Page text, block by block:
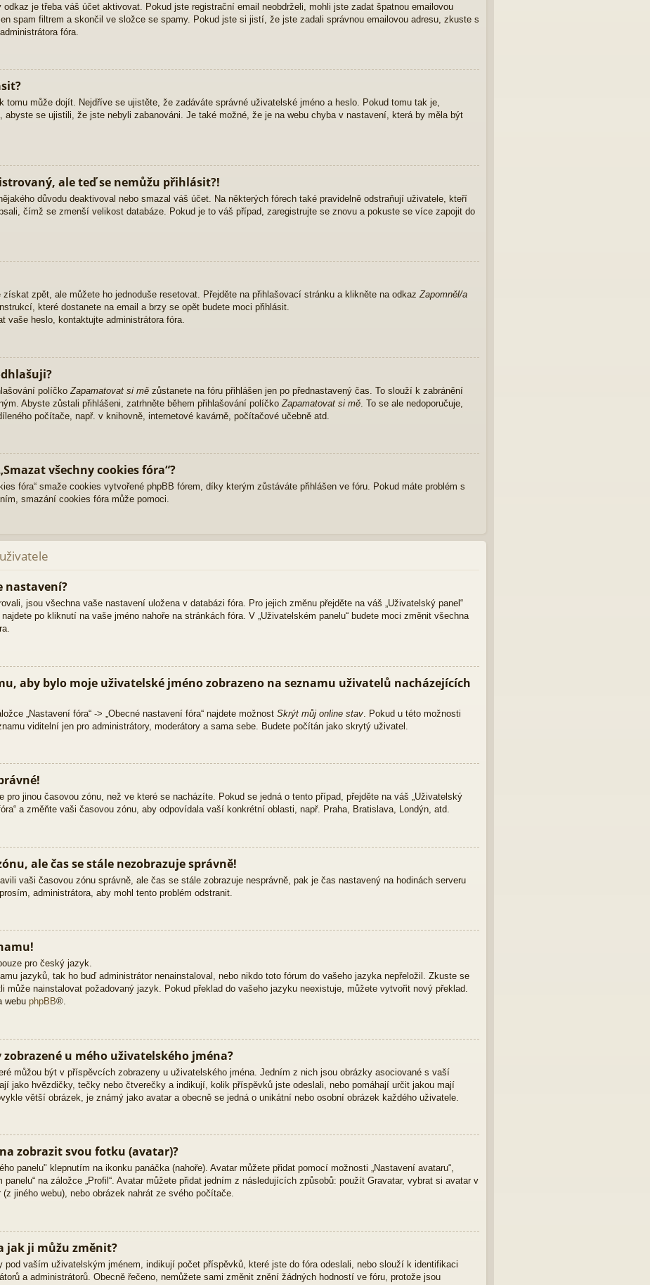
je třeba váš účet aktivovat. Pokud jste registrační email neobdrželi, mohli jste zadat špatnou emailovou
spam filtrem a skončil ve složce se spamy. Pokud jste si jistí, že jste zadali správnou emailovou adresu, zkuste s
fóra.
tomu může dojít. Nejdříve se ujistěte, že zadáváte správné uživatelské jméno a heslo. Pokud tomu tak je,
abyste se ujistili, že jste nebyli zabanováni. Je také možné, že je na webu chyba v nastavení, která by měla být
ale teď se nemůžu přihlásit?!
důvodu deaktivoval nebo smazal váš účet. Na některých fórech také pravidelně odstraňují uživatele, kteří
čímž se zmenší velikost databáze. Pokud je to váš případ, zaregistrujte se znovu a pokuste se více zapojit do
zpět, ale můžete ho jednoduše resetovat. Přejděte na přihlašovací stránku a klikněte na odkazZapomněl/a
které dostanete na email a brzy se opět budete moci přihlásit.
vaše heslo, kontaktujte administrátora fóra.
políčko Zapamatovat si mě zůstanete na fóru přihlášen jen po přednastavený čas. To slouží k zabránění
Abyste zůstali přihlášeni, zatrhněte během přihlašování políčko Zapamatovat si mě . To se ale nedoporučuje,
počítače, např. v knihovně, internetové kavárně, počítačové učebně atd.
všechny cookies fóra“?
fóra“ smaže cookies vytvořené phpBB fórem, díky kterým zůstáváte přihlášen ve fóru. Pokud máte problém s
smazání cookies fóra může pomoci.
nastavení?
jsou všechna vaše nastavení uložena v databázi fóra. Pro jejich změnu přejděte na váš „Uživatelský panel“
po kliknutí na vaše jméno nahoře na stránkách fóra. V „Uživatelském panelu“ budete moci změnit všechna
aby bylo moje uživatelské jméno zobrazeno na seznamu uživatelů nacházejících
„Nastavení fóra“ -> „Obecné nastavení fóra“ najdete možnost Skrýt můj online stav . Pokud u této možnosti
viditelní jen pro administrátory, moderátory a sama sebe. Budete počítán jako skrytý uživatel.
pro jinou časovou zónu, než ve které se nacházíte. Pokud se jedná o tento případ, přejděte na váš „Uživatelský
a změňte vaši časovou zónu, aby odpovídala vaší konkrétní oblasti, např. Praha, Bratislava, Londýn, atd.
ale čas se stále nezobrazuje správně!
vaši časovou zónu správně, ale čas se stále zobrazuje nesprávně, pak je čas nastavený na hodinách serveru
administrátora, aby mohl tento problém odstranit.
pro český jazyk.
jazyků, tak ho buď administrátor nenainstaloval, nebo nikdo toto fórum do vašeho jazyka nepřeložil. Zkuste se
může nainstalovat požadovaný jazyk. Pokud překlad do vašeho jazyku neexistuje, můžete vytvořit nový překlad.
webu phpBB®.
zobrazené u mého uživatelského jména?
můžou být v příspěvcích zobrazeny u uživatelského jména. Jedním z nich jsou obrázky asociované s vaší
jako hvězdičky, tečky nebo čtverečky a indikují, kolik příspěvků jste odeslali, nebo pomáhají určit jakou mají
větší obrázek, je známý jako avatar a obecně se jedná o unikátní nebo osobní obrázek každého uživatele.
zobrazit svou fotku (avatar)?
panelu" klepnutím na ikonku panáčka (nahoře). Avatar můžete přidat pomocí možnosti „Nastavení avataru“,
panelu“ na záložce „Profil“. Avatar můžete přidat jedním z následujících způsobů: použít Gravatar, vybrat si avatar v
jiného webu), nebo obrázek nahrát ze svého počítače.
jak ji můžu změnit?
pod vaším uživatelským jménem, indikují počet příspěvků, které jste do fóra odeslali, nebo slouží k identifikaci
a administrátorů. Obecně řečeno, nemůžete sami změnit znění žádných hodností ve fóru, protože jsou